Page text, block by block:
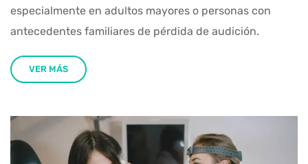
especialmente en adultos mayores o personas con
antecedentes familiares de pérdida de audición.
VER MÁS